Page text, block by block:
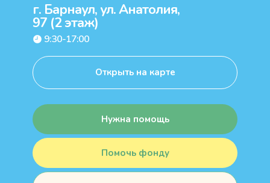
г. Барнаул, ул. Анатолия,
97 (2 этаж)
9:30-17:00
Открыть на карте
Помочь фонду
Нужна помощь